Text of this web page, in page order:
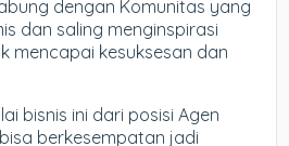
dengan Komunitas yang
dan saling menginspirasi
mencapai kesuksesan dan
bisnis ini dari posisi Agen
berkesempatan jadi